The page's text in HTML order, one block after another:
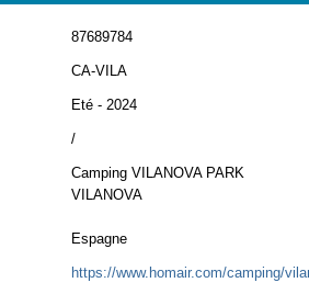
87689784
CA-VILA
Eté - 2024
/
Camping VILANOVA PARK
VILANOVA
Espagne
https://www.homair.com/camping/